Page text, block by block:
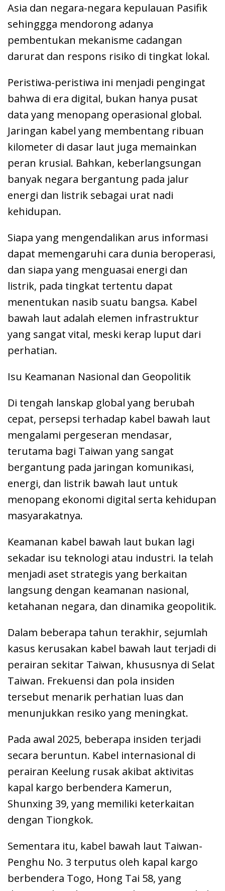
Asia dan negara-negara kepulauan Pasifik
sehinggga mendorong adanya
pembentukan mekanisme cadangan
darurat dan respons risiko di tingkat lokal.
Peristiwa-peristiwa ini menjadi pengingat
bahwa di era digital, bukan hanya pusat
data yang menopang operasional global.
Jaringan kabel yang membentang ribuan
kilometer di dasar laut juga memainkan
peran krusial. Bahkan, keberlangsungan
banyak negara bergantung pada jalur
energi dan listrik sebagai urat nadi
kehidupan.
Siapa yang mengendalikan arus informasi
dapat memengaruhi cara dunia beroperasi,
dan siapa yang menguasai energi dan
listrik, pada tingkat tertentu dapat
menentukan nasib suatu bangsa. Kabel
bawah laut adalah elemen infrastruktur
yang sangat vital, meski kerap luput dari
perhatian.
Isu Keamanan Nasional dan Geopolitik
Di tengah lanskap global yang berubah
cepat, persepsi terhadap kabel bawah laut
mengalami pergeseran mendasar,
terutama bagi Taiwan yang sangat
bergantung pada jaringan komunikasi,
energi, dan listrik bawah laut untuk
menopang ekonomi digital serta kehidupan
masyarakatnya.
Keamanan kabel bawah laut bukan lagi
sekadar isu teknologi atau industri. Ia telah
menjadi aset strategis yang berkaitan
langsung dengan keamanan nasional,
ketahanan negara, dan dinamika geopolitik.
Dalam beberapa tahun terakhir, sejumlah
kasus kerusakan kabel bawah laut terjadi di
perairan sekitar Taiwan, khususnya di Selat
Taiwan. Frekuensi dan pola insiden
tersebut menarik perhatian luas dan
menunjukkan resiko yang meningkat.
Pada awal 2025, beberapa insiden terjadi
secara beruntun. Kabel internasional di
perairan Keelung rusak akibat aktivitas
kapal kargo berbendera Kamerun,
Shunxing 39, yang memiliki keterkaitan
dengan Tiongkok.
Sementara itu, kabel bawah laut Taiwan-
Penghu No. 3 terputus oleh kapal kargo
berbendera Togo, Hong Tai 58, yang